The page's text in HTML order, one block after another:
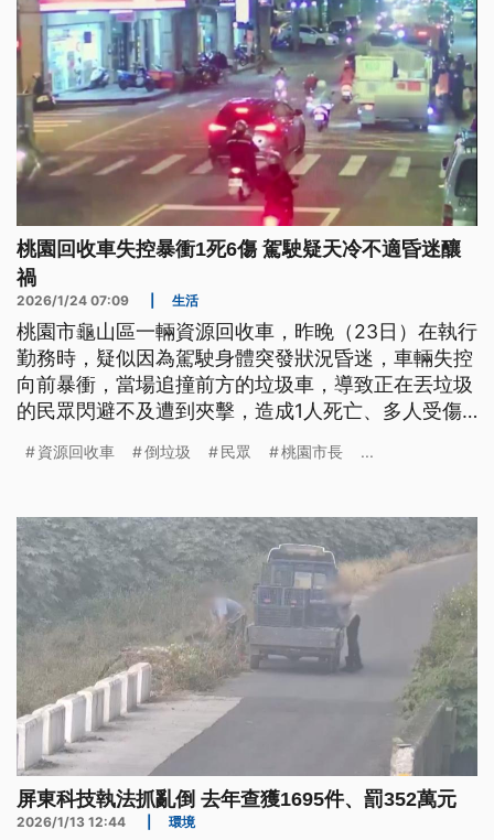
桃園回收車失控暴衝1死6傷 駕駛疑天冷不適昏迷釀
禍
2026/1/24 07:09 生活
桃園市龜山區一輛資源回收車，昨晚（23日）在執行
勤務時，疑似因為駕駛身體突發狀況昏迷，車輛失控
向前暴衝，當場追撞前方的垃圾車，導致正在丟垃圾
的民眾閃避不及遭到夾擊，造成1人死亡、多人受傷
負起責任釐清原因。
資源回收車 倒垃圾 民眾 桃園市長 ...
屏東科技執法抓亂倒 去年查獲1695件、罰352萬元
2026/1/13 12:44 環境